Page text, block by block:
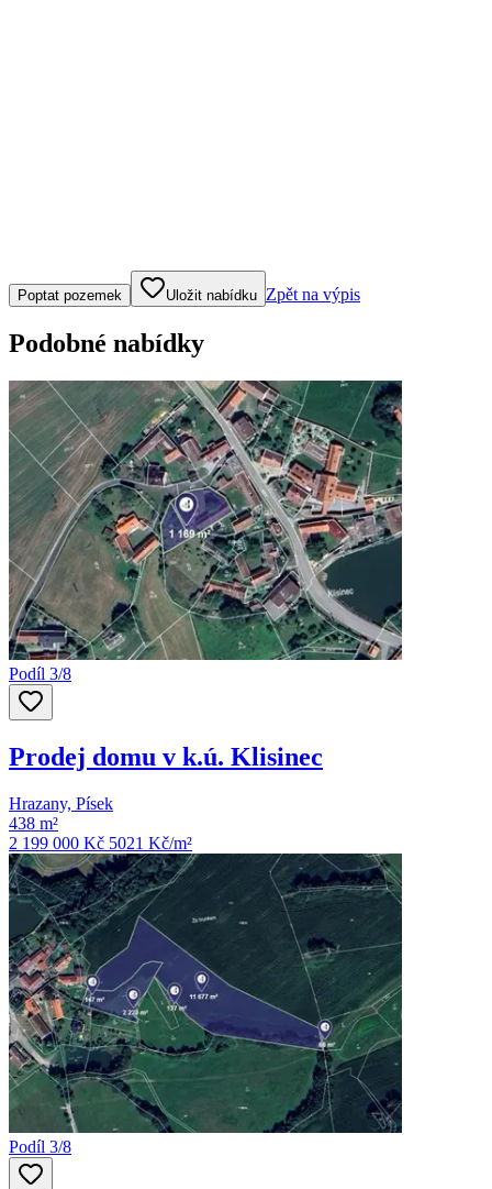
Klepněte nebo klikněte pro ovládání mapy
Poptat pozemek Uložit nabídku Zpět na výpis
Podobné nabídky
Podíl 3/8
Prodej domu v k.ú. Klisinec
Hrazany, Písek
438 m²
2 199 000 Kč 5021 Kč/m²
Podíl 3/8